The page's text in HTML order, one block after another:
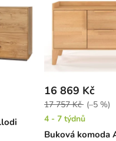
Buková komoda
16 869 Kč
17 757 Kč (–5 %)
4 - 7 týdnů